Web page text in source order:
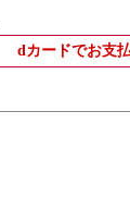
dカードでお支